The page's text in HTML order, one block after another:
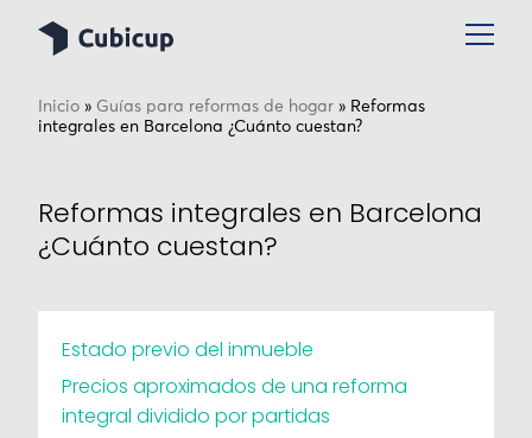
Inicio » Guías para reformas de hogar » Reformas
integrales en Barcelona ¿Cuánto cuestan?
Reformas integrales en Barcelona
¿Cuánto cuestan?
Estado previo del inmueble
Precios aproximados de una reforma
integral dividido por partidas